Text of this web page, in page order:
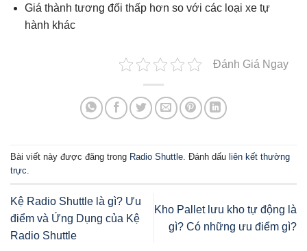
Giá thành tương đối thấp hơn so với các loại xe tự
hành khác
Đánh Giá Ngay
Bài viết này được đăng trong Radio Shuttle . Đánh dấu liên kết thường
trực
Kệ Radio Shuttle là gì? Ưu
điểm và Ứng Dụng của Kệ
Radio Shuttle
Kho Pallet lưu kho tự động là
gì? Có những ưu điểm gì?